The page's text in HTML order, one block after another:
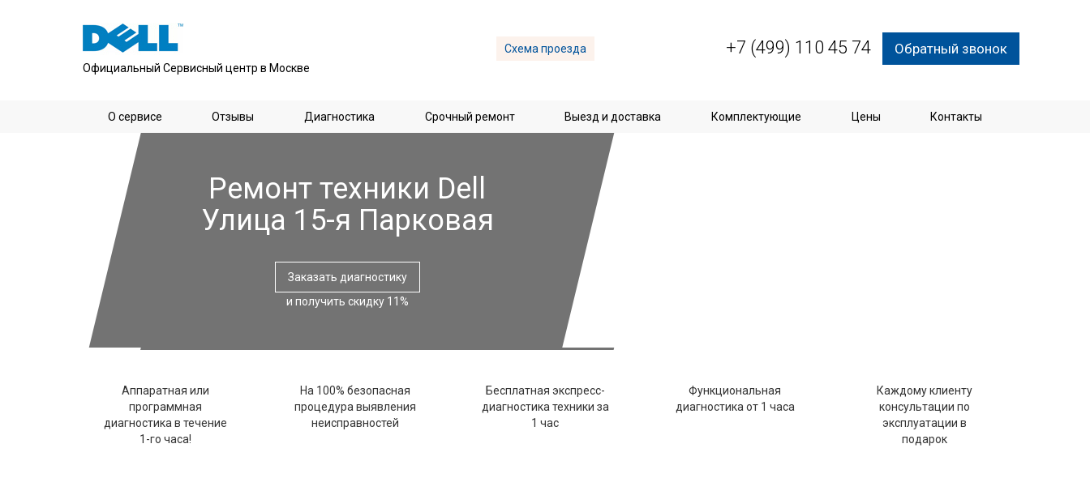
Официальный Сервисный центр в Москве
Схема проезда +7 (499) 110 45 74 Обратный звонок
О сервисе Отзывы Диагностика Срочный ремонт Выезд и доставка Комплектующие Цены Контакты
Ремонт техники Dell
Улица 15-я Парковая
Заказать диагностику
и получить скидку 11%
Аппаратная или
программная
диагностика в течение
1-го часа!
На 100% безопасная
процедура выявления
неисправностей
Бесплатная экспресс-
диагностика техники за
1 час
Функциональная
диагностика от 1 часа
Каждому клиенту
консультации по
эксплуатации в
подарок